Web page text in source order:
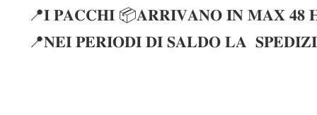
📍𝐈 𝐏𝐀𝐂𝐂𝐇𝐈 📦𝐀𝐑𝐑𝐈𝐕𝐀𝐍𝐎 𝐈𝐍 𝐌𝐀𝐗 𝟒𝟖
📍𝐍𝐄𝐈 𝐏𝐄𝐑𝐈𝐎𝐃𝐈 𝐃𝐈 𝐒𝐀𝐋𝐃𝐎 𝐋𝐀